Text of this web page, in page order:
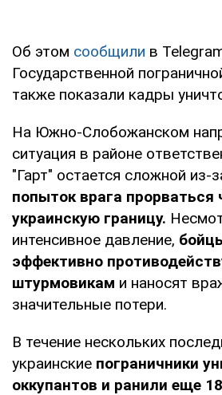
Об этом сообщили в
Государственной
также показали кадры
На Южно-Слобожанском
ситуация в районе
"Гарт" остается сложной из-
попыток врага прорваться
украинскую границу.
интенсивное давление,
эффективно
штурмовикам и наносят
значительные потери.
В течение нескольких
украинские пограничники
оккупантов и ранили еще